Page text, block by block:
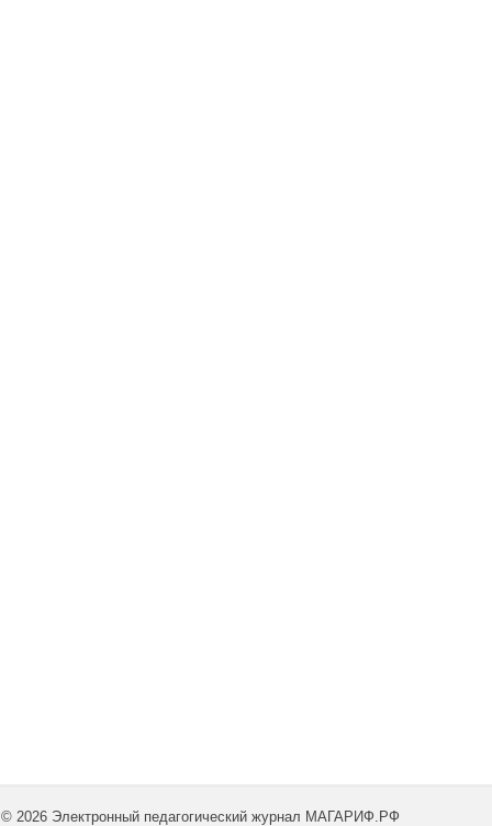
© 2026 Электронный педагогический журнал МАГАРИФ.РФ